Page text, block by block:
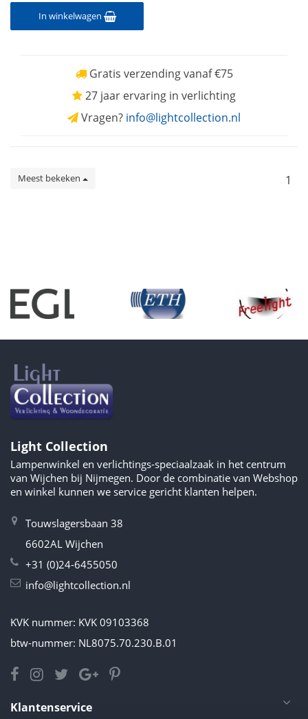
In winkelwagen
Gratis verzending vanaf €75
27 jaar ervaring in verlichting
Vragen? info@lightcollection.nl
Meest bekeken 1
Light Collection
Lampenwinkel en verlichtings-speciaalzaak in het centrum
van Wijchen bij Nijmegen. Door de combinatie van Webshop
en winkel kunnen we service gericht klanten helpen.
Touwslagersbaan 38
6602AL Wijchen
+31 (0)24-6455050
info@lightcollection.nl
KVK nummer: KVK 09103368
btw-nummer: NL8075.70.230.B.01
Klantenservice